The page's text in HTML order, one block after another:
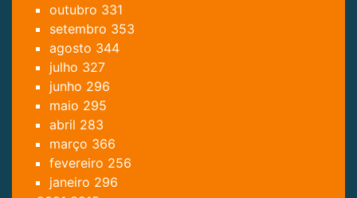
outubro 331
setembro 353
agosto 344
julho 327
junho 296
maio 295
abril 283
março 366
fevereiro 256
janeiro 296